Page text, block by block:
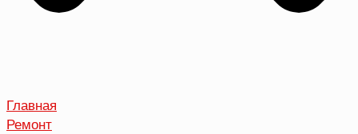
Главная
Ремонт